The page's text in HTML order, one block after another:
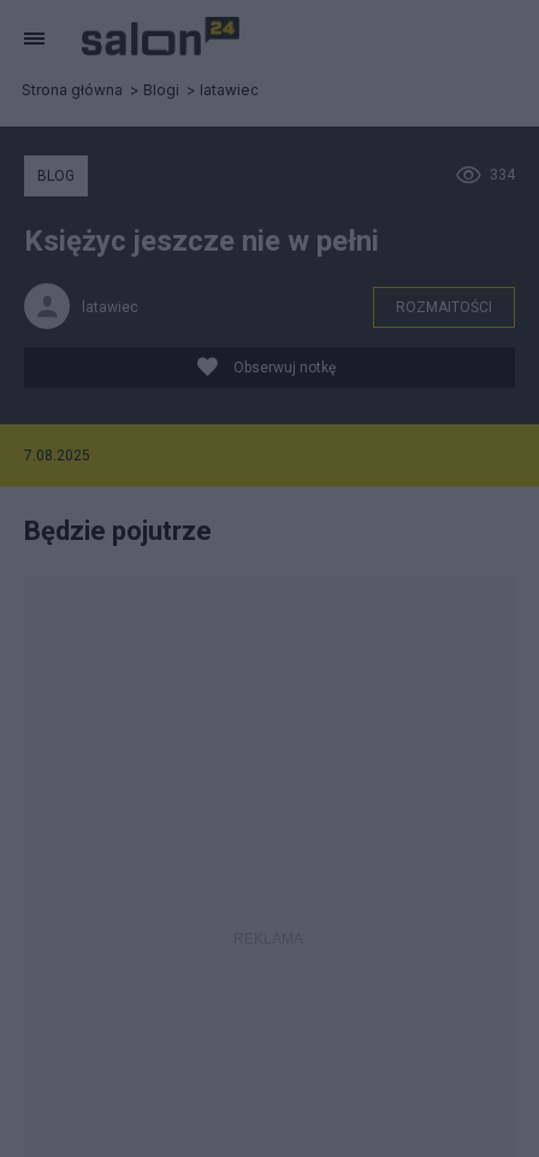
Strona główna Blogi latawiec
334
BLOG
Księżyc jeszcze nie w pełni
latawiec ROZMAITOŚCI
Obserwuj notkę
7.08.2025
Będzie pojutrze